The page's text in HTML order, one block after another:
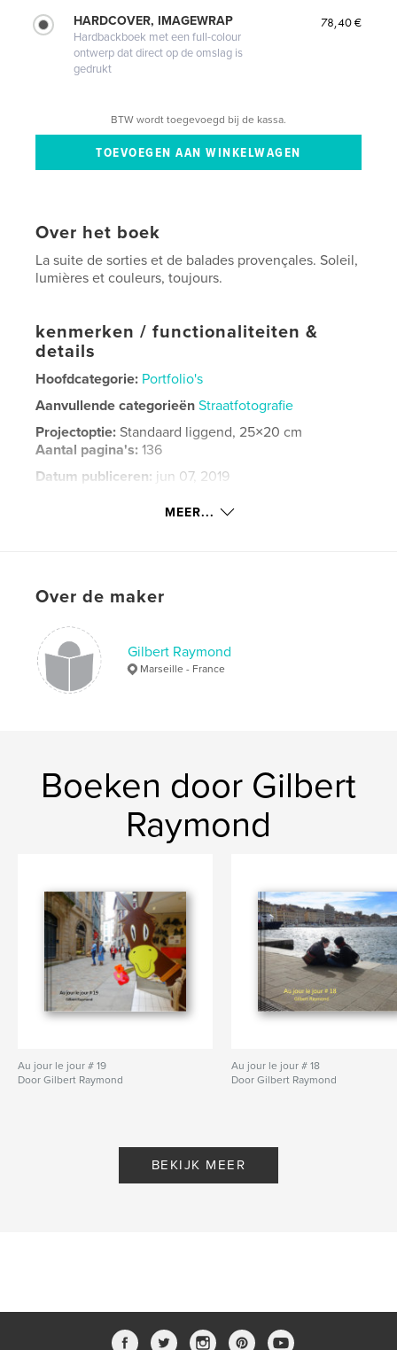
HARDCOVER, IMAGEWRAP
Hardbackboek met een full-colour
ontwerp dat direct op de omslag is
gedrukt
78,40 €
BTW wordt toegevoegd bij de kassa.
Over het boek
La suite de sorties et de balades provençales. Soleil,
lumières et couleurs, toujours.
kenmerken / functionaliteiten &
details
Hoofdcategorie: Portfolio's
Aanvullende categorieën Straatfotografie
Projectoptie: Standaard liggend, 25×20 cm
Aantal pagina's:136
Datum publiceren: jun 07, 2019
MEER...
Over de maker
Gilbert Raymond
Marseille - France
Boeken door Gilbert
Raymond
Au jour le jour # 19
Door Gilbert Raymond
Au jour le jour # 18
Door Gilbert Raymond
BEKIJK MEER